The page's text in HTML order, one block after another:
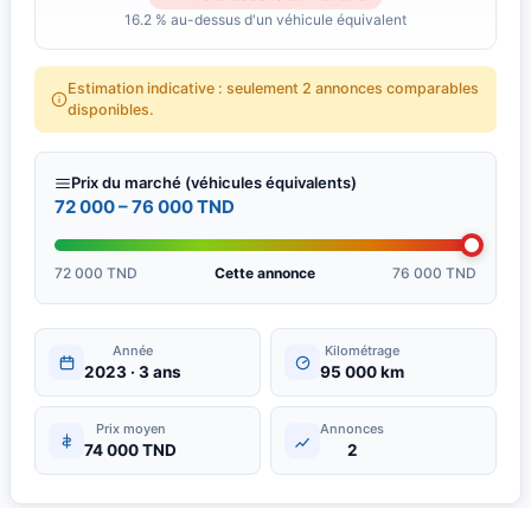
16.2 % au-dessus d'un véhicule équivalent
Estimation indicative : seulement 2 annonces comparables
disponibles.
Prix du marché (véhicules équivalents)
72 000 – 76 000 TND
72 000 TND Cette annonce 76 000 TND
Année
2023 · 3 ans
Kilométrage
95 000 km
Prix moyen
74 000 TND
Annonces
2